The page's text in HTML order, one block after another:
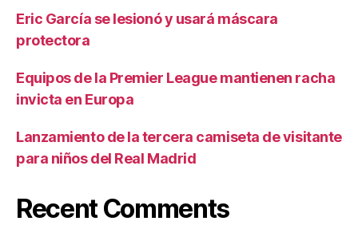
Eric García se lesionó y usará máscara
protectora
Equipos de la Premier League mantienen racha
invicta en Europa
Lanzamiento de la tercera camiseta de visitante
para niños del Real Madrid
Recent Comments